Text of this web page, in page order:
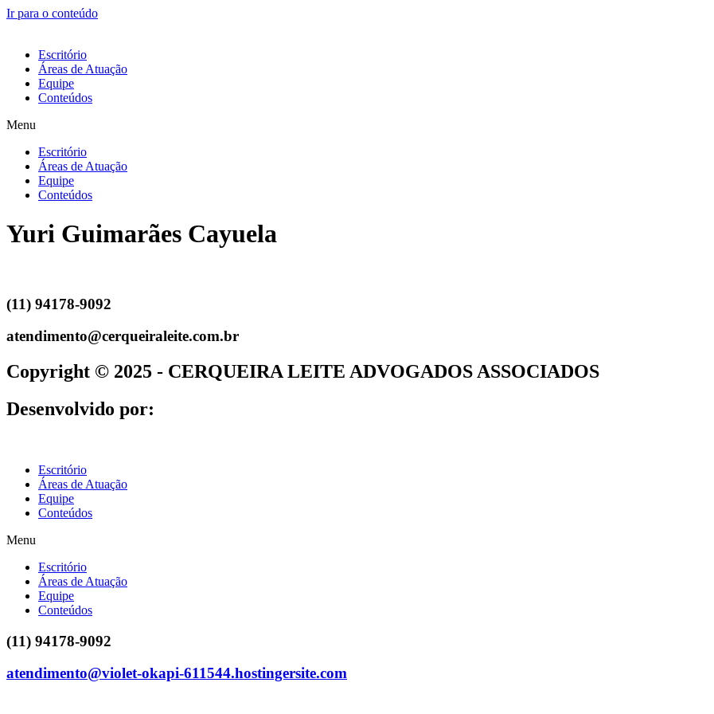
Ir para o conteúdo
Escritório
Áreas de Atuação
Equipe
Conteúdos
Menu
Escritório
Áreas de Atuação
Equipe
Conteúdos
Yuri Guimarães Cayuela
(11) 94178-9092
atendimento@cerqueiraleite.com.br
Copyright © 2025 - CERQUEIRA LEITE ADVOGADOS ASSOCIADOS
Desenvolvido por:
Escritório
Áreas de Atuação
Equipe
Conteúdos
Menu
Escritório
Áreas de Atuação
Equipe
Conteúdos
(11) 94178-9092
atendimento@violet-okapi-611544.hostingersite.com